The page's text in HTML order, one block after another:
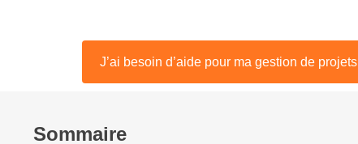
J’ai besoin d’aide pour ma gestion de projets
Sommaire